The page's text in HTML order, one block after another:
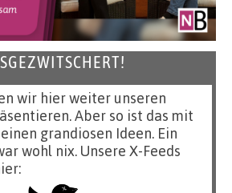
wir hier weiter unseren
Aber so ist das mit
grandiosen Ideen. Ein
wohl nix. Unsere X-Feeds